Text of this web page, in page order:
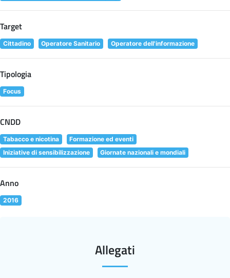
Target
Cittadino Operatore Sanitario Operatore dell'informazione
Tipologia
Focus
CNDD
Tabacco e nicotina
Formazione ed eventi
Iniziative di sensibilizzazione
Giornate nazionali e mondiali
Anno
2016
Allegati